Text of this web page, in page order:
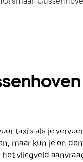
taxi's als je
maar kun je on
vliegveld